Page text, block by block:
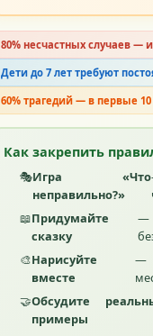
80% несчастных случаев —
Дети до 7 лет требуют
60% трагедий — в первые
Как закрепить
🎭Игра «Что
неправильно?»
📖Придумайте
сказку
—
🎨Нарисуйте
вместе
—
🤝Обсудите
примеры